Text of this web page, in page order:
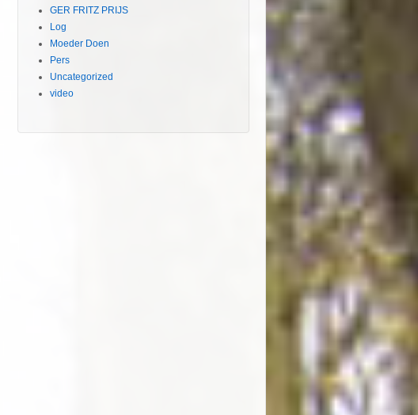
GER FRITZ PRIJS
Log
Moeder Doen
Pers
Uncategorized
video